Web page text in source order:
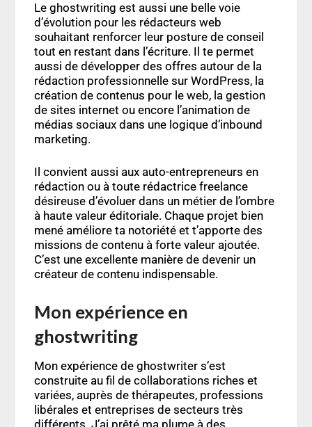
Le ghostwriting est aussi une belle voie
d’évolution pour les rédacteurs web
souhaitant renforcer leur posture de conseil
tout en restant dans l’écriture. Il te permet
aussi de développer des offres autour de la
rédaction professionnelle sur WordPress, la
création de contenus pour le web, la gestion
de sites internet ou encore l’animation de
médias sociauxdans une logique d’inbound
marketing.
Il convient aussi aux auto-entrepreneurs en
rédaction ou à toute rédactrice freelance
désireuse d’évoluer dans un métier de l’ombre
à haute valeur éditoriale. Chaque projet bien
mené améliore ta notoriétéet t’apporte des
missions de contenu à forte valeur ajoutée.
C’est une excellente manière de devenir un
créateur de contenuindispensable.
Mon expérience en
ghostwriting
Mon expérience de ghostwriter s’est
construite au fil de collaborations riches et
variées, auprès de thérapeutes, professions
libérales et entreprises de secteurs très
différents. J’ai prêté ma plume à des